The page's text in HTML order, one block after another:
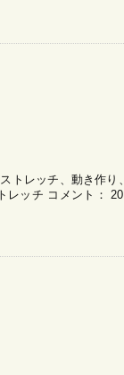
レッチ、動き作り
ッチ コメント：